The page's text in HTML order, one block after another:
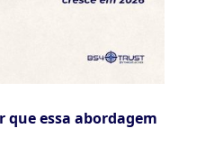
que essa abordagem